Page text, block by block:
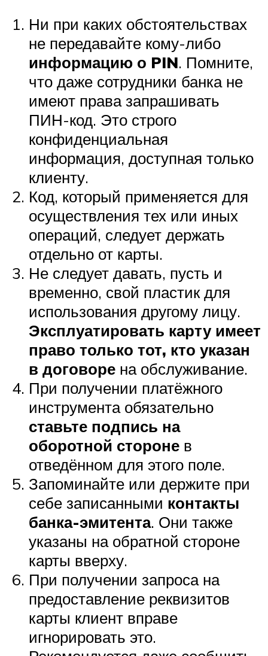
Ни при каких обстоятельствах
не передавайте кому-либо
информацию о PIN. Помните,
что даже сотрудники банка не
имеют права запрашивать
ПИН-код. Это строго
конфиденциальная
информация, доступная только
клиенту.
Код, который применяется для
осуществления тех или иных
операций, следует держать
отдельно от карты.
Не следует давать, пусть и
временно, свой пластик для
использования другому лицу.
Эксплуатировать карту имеет
право только тот, кто указан
в договоре на обслуживание.
При получении платёжного
инструмента обязательно
ставьте подпись на
оборотной стороне в
отведённом для этого поле.
Запоминайте или держите при
себе записанными контакты
банка-эмитента. Они также
указаны на обратной стороне
карты вверху.
При получении запроса на
предоставление реквизитов
карты клиент вправе
игнорировать это.